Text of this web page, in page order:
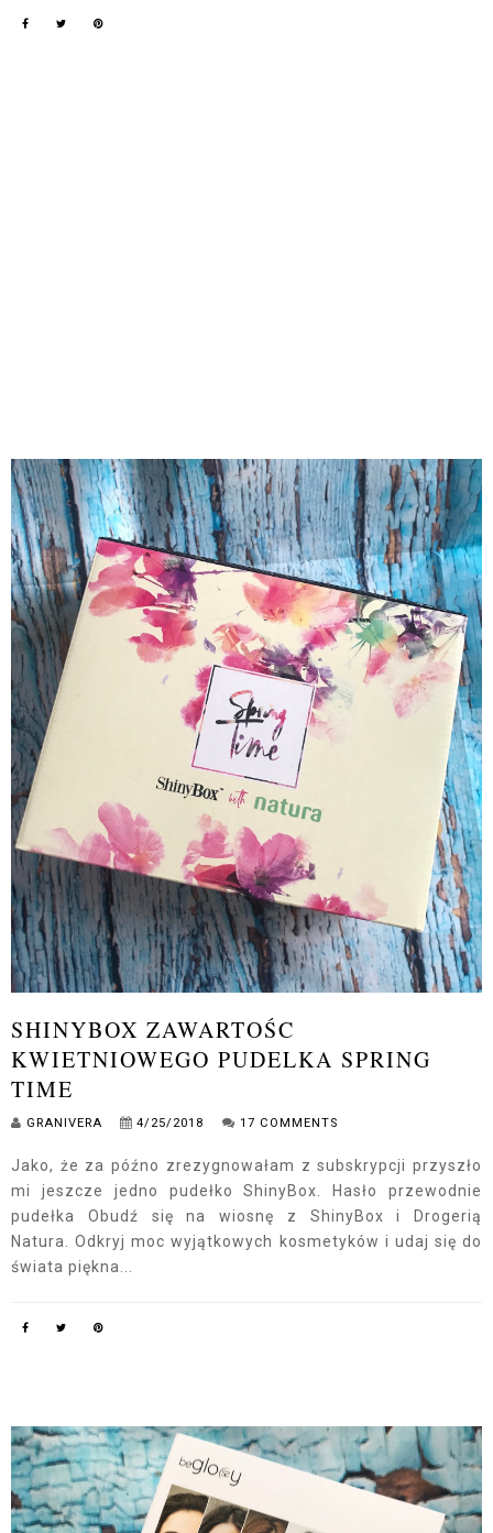
SHINYBOX ZAWARTOŚC
KWIETNIOWEGO PUDELKA SPRING
TIME
GRANIVERA 4/25/2018 17 COMMENTS
Jako, że za późno zrezygnowałam z subskrypcji przyszło
mi jeszcze jedno pudełko ShinyBox. Hasło przewodnie
pudełka Obudź się na wiosnę z ShinyBox i Drogerią
Natura. Odkryj moc wyjątkowych kosmetyków i udaj się do
świata piękna...